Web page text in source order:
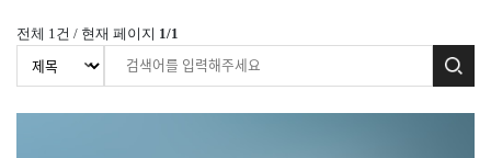
전체 1건 / 현재 페이지 1/1